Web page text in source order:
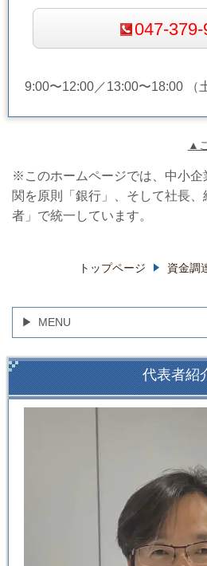
047-
9:00〜12:00／13:00〜18:00 （
▲
※このホームページでは、中小企
関を原則「銀行」、そして社長
者」で統一しています。
トップページ 資金調
MENU
代表者紹